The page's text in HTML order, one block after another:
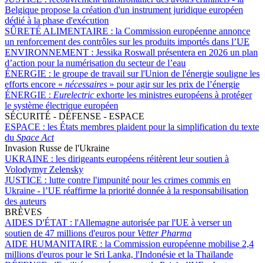
Belgique propose la création d'un instrument juridique européen
dédié à la phase d'exécution
SÛRETÉ ALIMENTAIRE : la Commission européenne annonce
un renforcement des contrôles sur les produits importés dans l’UE
ENVIRONNEMENT : Jessika Roswall présentera en 2026 un plan
d’action pour la numérisation du secteur de l’eau
ÉNERGIE : le groupe de travail sur l'Union de l'énergie souligne les
efforts encore « nécessaires » pour agir sur les prix de l’énergie
ÉNERGIE : Eurelectric exhorte les ministres européens à protéger
le système électrique européen
SÉCURITÉ - DÉFENSE - ESPACE
ESPACE : les États membres plaident pour la simplification du texte
du Space Act
Invasion Russe de l'Ukraine
UKRAINE : les dirigeants européens réitèrent leur soutien à
Volodymyr Zelensky
JUSTICE : lutte contre l'impunité pour les crimes commis en
Ukraine - l’UE réaffirme la priorité donnée à la responsabilisation
des auteurs
BRÈVES
AIDES D'ÉTAT : l'Allemagne autorisée par l'UE à verser un
soutien de 47 millions d'euros pour Vetter Pharma
AIDE HUMANITAIRE : la Commission européenne mobilise 2,4
millions d'euros pour le Sri Lanka, l'Indonésie et la Thaïlande